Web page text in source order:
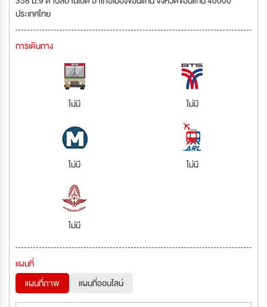
ประเทศไทย
การเดินทาง
ไม่มี ไม่มี
ไม่มี ไม่มี
ไม่มี
แผนที่
แผนที่ภาพ
แผนที่ออนไลน์